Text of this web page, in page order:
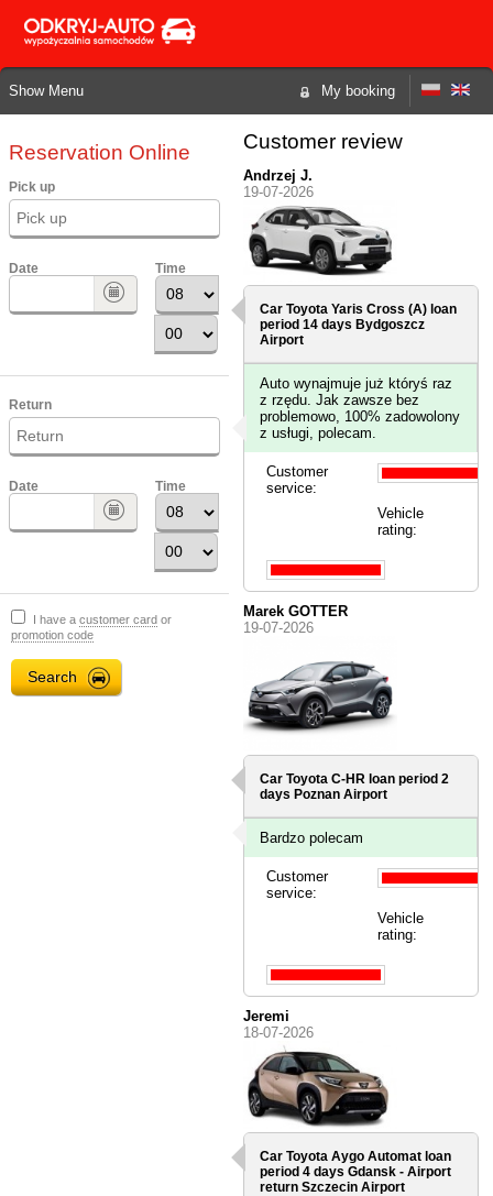
My booking
Show Menu
Reservation Online
Pick up
Date Time
Return
Date Time
I have a customer card or
promotion code
Customer review
Andrzej J.
19-07-2026
Car Toyota Yaris Cross (A) loan
period 14 daysBydgoszcz
Airport
Auto wynajmuje już któryś raz
z rzędu. Jak zawsze bez
problemowo, 100% zadowolony
z usługi, polecam.
Customer
service:
Vehicle
rating:
Marek GOTTER
19-07-2026
Car Toyota C-HR loan period 2
daysPoznan Airport
Bardzo polecam
Customer
service:
Vehicle
rating:
Jeremi
18-07-2026
Car Toyota Aygo Automat loan
period 4 daysGdansk - Airport
return Szczecin Airport